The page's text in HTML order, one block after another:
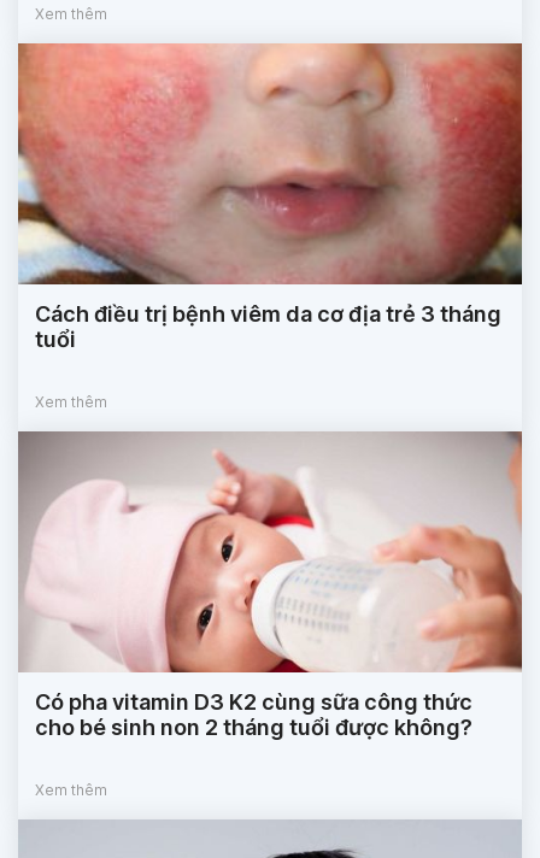
Xem thêm
Cách điều trị bệnh viêm da cơ địa trẻ 3 tháng
tuổi
Xem thêm
Có pha vitamin D3 K2 cùng sữa công thức
cho bé sinh non 2 tháng tuổi được không?
Xem thêm